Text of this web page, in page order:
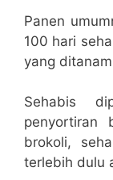
Panen
100 hari
yang
Sehabis
penyortiran
brokoli,
terlebih dulu